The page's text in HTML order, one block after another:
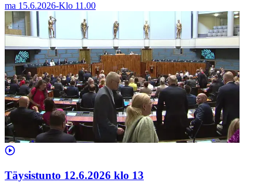
ma 15.6.2026-Klo 11.00
Täysistunto 12.6.2026 klo 13